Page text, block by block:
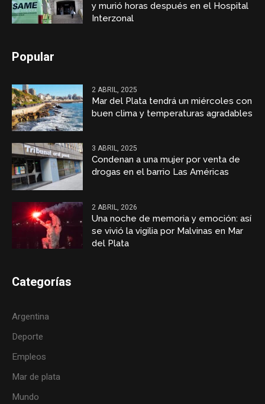
y murió horas después en el Hospital
Interzonal
Popular
2 ABRIL, 2025
Mar del Plata tendrá un miércoles con
buen clima y temperaturas agradables
3 ABRIL, 2025
Condenan a una mujer por venta de
drogas en el barrio Las Américas
2 ABRIL, 2026
Una noche de memoria y emoción: así
se vivió la vigilia por Malvinas en Mar
del Plata
Categorías
Argentina
Deporte
Empleos
Mar de plata
Mundo